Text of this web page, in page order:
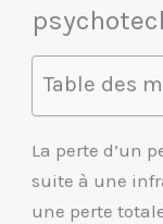
Table des
La perte d’un
suite à une
une perte